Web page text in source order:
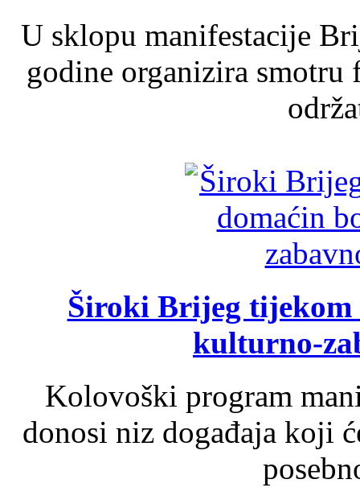
U sklopu manifestacije
godine organizira
Široki Brijeg tijekom
kulturno-
Kolovoški program
donosi niz događaja koji